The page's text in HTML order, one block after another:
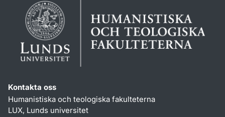
Kontakta oss
Humanistiska och teologiska fakulteterna
LUX, Lunds universitet